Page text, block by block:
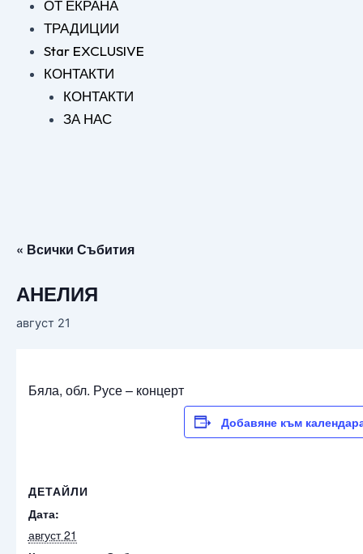
ОТ ЕКРАНА
ТРАДИЦИИ
Star EXCLUSIVE
КОНТАКТИ
КОНТАКТИ
ЗА НАС
« Всички Събития
АНЕЛИЯ
август 21
Бяла, обл. Русе – концерт
Добавяне към
ДЕТАЙЛИ
Дата:
август 21